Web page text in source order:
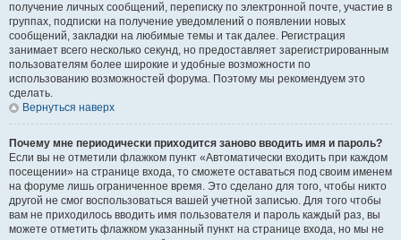
получение личных сообщений, переписку по электронной почте, участие в
группах, подписки на получение уведомлений о появлении новых
сообщений, закладки на любимые темы и так далее. Регистрация
занимает всего несколько секунд, но предоставляет зарегистрированным
пользователям более широкие и удобные возможности по
использованию возможностей форума. Поэтому мы рекомендуем это
сделать.
Вернуться наверх
Почему мне периодически приходится заново вводить имя и пароль?
Если вы не отметили флажком пункт «Автоматически входить при каждом
посещении» на странице входа, то сможете оставаться под своим именем
на форуме лишь ограниченное время. Это сделано для того, чтобы никто
другой не смог воспользоваться вашей учетной записью. Для того чтобы
вам не приходилось вводить имя пользователя и пароль каждый раз, вы
можете отметить флажком указанный пункт на странице входа, но мы не